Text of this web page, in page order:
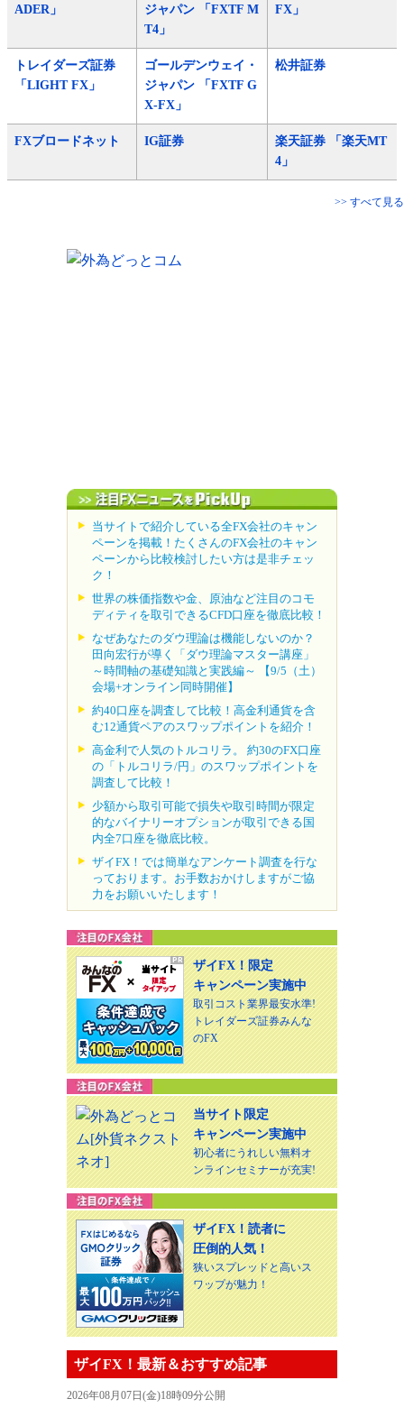
ADER」
ジャパン 「FXTF M
T4」
FX」
トレイダーズ証券
「LIGHT FX」
ゴールデンウェイ・
ジャパン 「FXTF G
X-FX」
松井証券
FXブロードネット IG証券
楽天証券 「楽天MT
4」
>> すべて見る
当サイトで紹介している全FX会社のキャン
ペーンを掲載！たくさんのFX会社のキャン
ペーンから比較検討したい方は是非チェッ
ク！
世界の株価指数や金、原油など注目のコモ
ディティを取引できるCFD口座を徹底比較！
なぜあなたのダウ理論は機能しないのか？
田向宏行が導く「ダウ理論マスター講座」
～時間軸の基礎知識と実践編～ 【9/5（土）
会場+オンライン同時開催】
約40口座を調査して比較！高金利通貨を含
む12通貨ペアのスワップポイントを紹介！
高金利で人気のトルコリラ。 約30のFX口座
の「トルコリラ/円」のスワップポイントを
調査して比較！
少額から取引可能で損失や取引時間が限定
的なバイナリーオプションが取引できる国
内全7口座を徹底比較。
ザイFX！では簡単なアンケート調査を行な
っております。お手数おかけしますがご協
力をお願いいたします！
ザイFX！限定
キャンペーン実施中
取引コスト業界最安水準!
トレイダーズ証券みんな
のFX
当サイト限定
キャンペーン実施中
初心者にうれしい無料オ
ンラインセミナーが充実!
ザイFX！読者に
圧倒的人気！
狭いスプレッドと高いス
ワップが魅力！
ザイFX！最新＆おすすめ記事
2026年08月07日(金)18時09分公開